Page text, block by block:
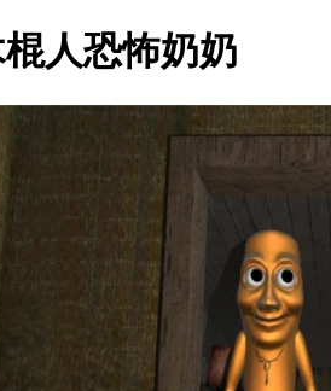
人恐怖奶奶